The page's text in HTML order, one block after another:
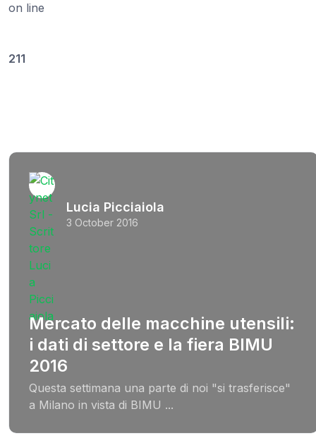
on line
211
Lucia Picciaiola
3 October 2016
Mercato delle macchine utensili:
i dati di settore e la fiera BIMU
2016
Questa settimana una parte di noi "si trasferisce"
a Milano in vista di BIMU ...